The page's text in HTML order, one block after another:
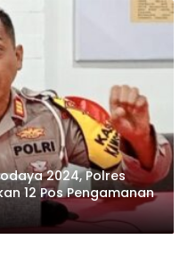
2024, Polres
12 Pos Pengamanan